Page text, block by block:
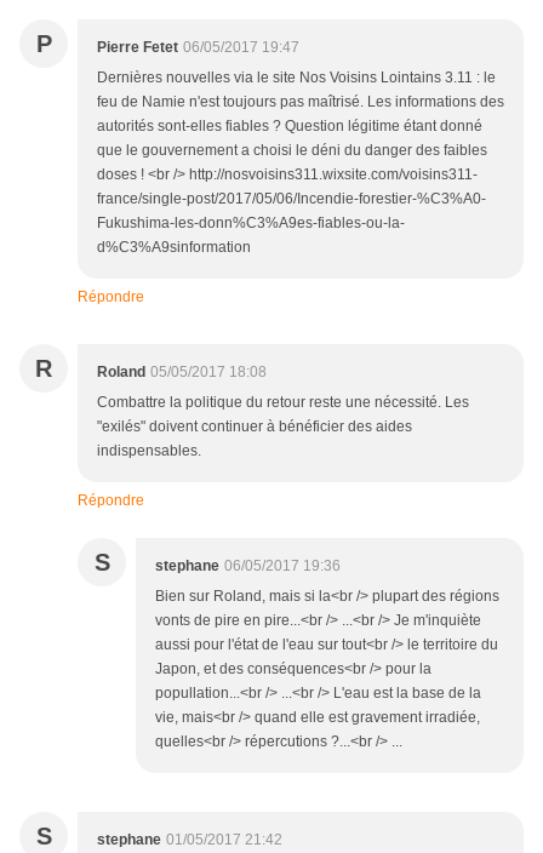
P Pierre Fetet 06/05/2017 19:47
Dernières nouvelles via le site Nos Voisins Lointains 3.11 : le
feu de Namie n'est toujours pas maîtrisé. Les informations des
autorités sont-elles fiables ? Question légitime étant donné
que le gouvernement a choisi le déni du danger des faibles
doses ! <br /> http://nosvoisins311.wixsite.com/voisins311-
france/single-post/2017/05/06/Incendie-forestier-%C3%A0-
Fukushima-les-donn%C3%A9es-fiables-ou-la-
d%C3%A9sinformation
Répondre
R Roland 05/05/2017 18:08
Combattre la politique du retour reste une nécessité. Les
"exilés" doivent continuer à bénéficier des aides
indispensables.
Répondre
S stephane 06/05/2017 19:36
Bien sur Roland, mais si la<br /> plupart des régions
vonts de pire en pire...<br /> ...<br /> Je m'inquiète
aussi pour l'état de l'eau sur tout<br /> le territoire du
Japon, et des conséquences<br /> pour la
popullation...<br /> ...<br /> L'eau est la base de la
vie, mais<br /> quand elle est gravement irradiée,
quelles<br /> répercutions ?...<br /> ...
S stephane 01/05/2017 21:42